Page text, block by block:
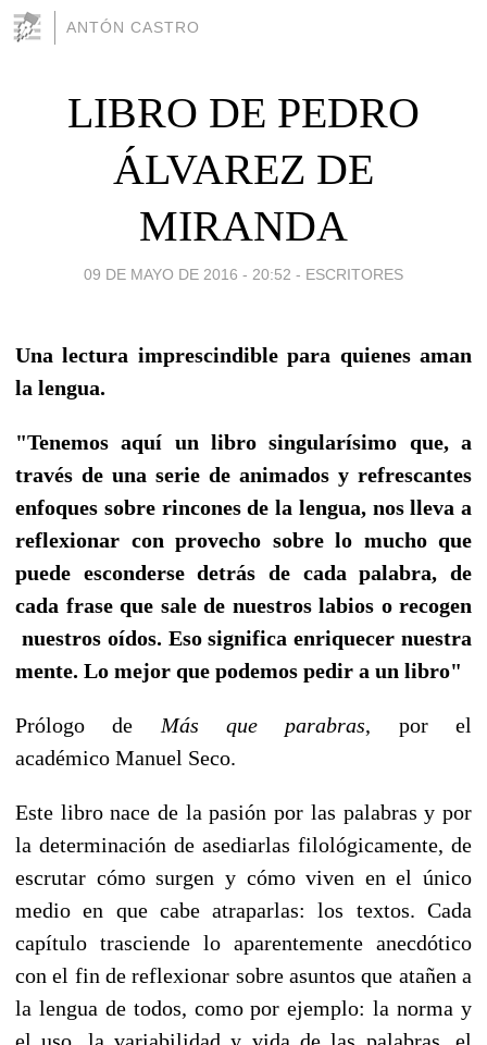
ANTÓN CASTRO
LIBRO DE PEDRO
ÁLVAREZ DE
MIRANDA
09 DE MAYO DE 2016 - 20:52 - ESCRITORES
Una lectura imprescindible para quienes aman
la lengua.
"Tenemos aquí un libro singularísimo que, a
través de una serie de animados y refrescantes
enfoques sobre rincones de la lengua, nos lleva a
reflexionar con provecho sobre lo mucho que
puede esconderse detrás de cada palabra, de
cada frase que sale de nuestros labios o recogen
nuestros oídos. Eso significa enriquecer nuestra
mente. Lo mejor que podemos pedir a un libro"
Prólogo de Más que parabras, por el
académico Manuel Seco.
Este libro nace de la pasión por las palabras y por
la determinación de asediarlas filológicamente, de
escrutar cómo surgen y cómo viven en el único
medio en que cabe atraparlas: los textos. Cada
capítulo trasciende lo aparentemente anecdótico
con el fin de reflexionar sobre asuntos que atañen a
la lengua de todos, como por ejemplo: la norma y